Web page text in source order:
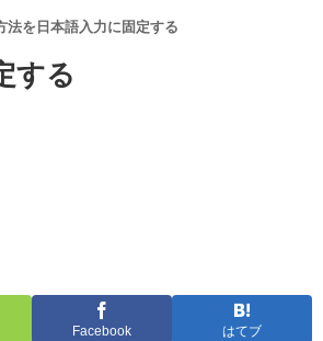
法を日本語入力に固定する
する
Facebook はてブ